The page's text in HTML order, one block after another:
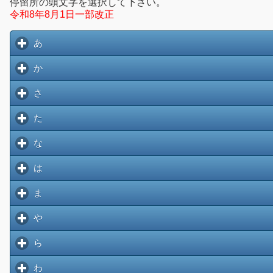
〇大分・別府～長崎線「サンライト」
■大分駅前中央通りを通過する路線バス
・迂回運行に関する詳細は
・開催日の路線バス時刻表はこちら
・開催日のエアライナー時刻表は
・大分七夕まつり交通規制のお知らせはこちら
令和8年お盆期間の運行ダイヤ・窓口営業時間について
2026/07/17 06:00:00
平素より大分交通グループをご利用いただき、誠にあり
令和8年お盆期間は、一部のバスについて運行ダイヤを
ご迷惑をお掛けしますが、何卒ご了承いただきますようお
※詳しくは
令和8年8月1日一部改正
あ
かclick to expand contents
さ
た
な
は
ま
やclick to expand contents
ら
わ